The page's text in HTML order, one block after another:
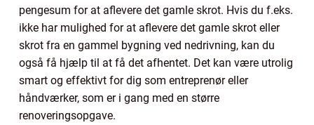
pengesum for at aflevere det gamle skrot. Hvis du f.eks.
ikke har mulighed for at aflevere det gamle skrot eller
skrot fra en gammel bygning ved nedrivning, kan du
også få hjælp til at få det afhentet. Det kan være utrolig
smart og effektivt for dig som entreprenør eller
håndværker, som er i gang med en større
renoveringsopgave.